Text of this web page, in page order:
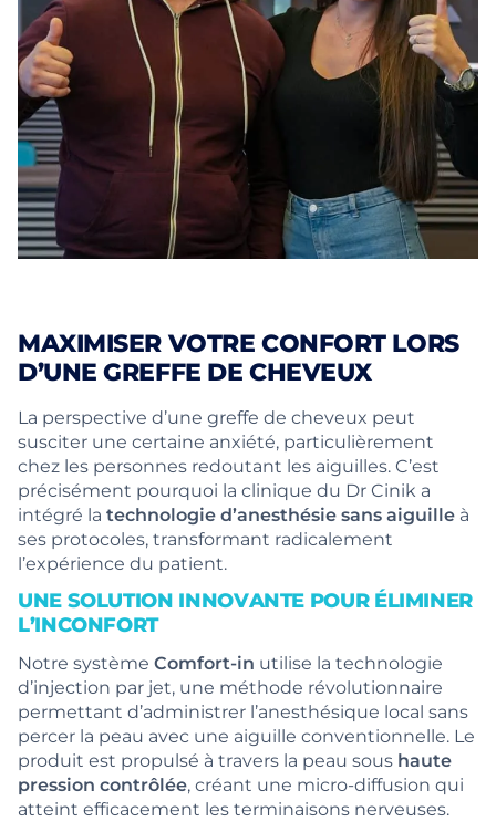
MAXIMISER VOTRE CONFORT LORS
D’UNE GREFFE DE CHEVEUX
La perspective d’une greffe de cheveux peut
susciter une certaine anxiété, particulièrement
chez les personnes redoutant les aiguilles. C’est
précisément pourquoi la clinique du Dr Cinik a
intégré la technologie d’anesthésie sans aiguille à
ses protocoles, transformant radicalement
l’expérience du patient.
UNE SOLUTION INNOVANTE POUR ÉLIMINER
L’INCONFORT
Notre système Comfort-in utilise la technologie
d’injection par jet, une méthode révolutionnaire
permettant d’administrer l’anesthésique local sans
percer la peau avec une aiguille conventionnelle. Le
produit est propulsé à travers la peau sous haute
pression contrôlée, créant une micro-diffusion qui
atteint efficacement les terminaisons nerveuses.